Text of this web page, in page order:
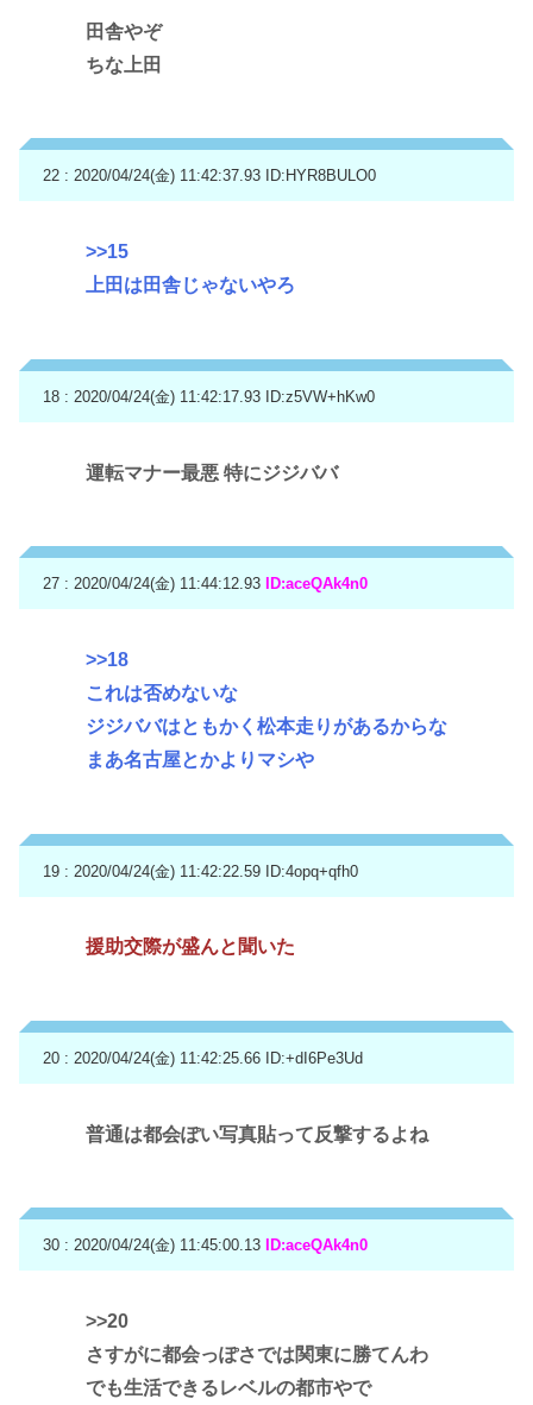
田舎やぞ
ちな上田
22 : 2020/04/24(金) 11:42:37.93 ID:HYR8BULO0
>>15
上田は田舎じゃないやろ
18 : 2020/04/24(金) 11:42:17.93 ID:z5VW+hKw0
運転マナー最悪 特にジジババ
27 : 2020/04/24(金) 11:44:12.93 ID:aceQAk4n0
>>18
これは否めないな
ジジババはともかく松本走りがあるからな
まあ名古屋とかよりマシや
19 : 2020/04/24(金) 11:42:22.59 ID:4opq+qfh0
援助交際が盛んと聞いた
20 : 2020/04/24(金) 11:42:25.66 ID:+dI6Pe3Ud
普通は都会ぽい写真貼って反撃するよね
30 : 2020/04/24(金) 11:45:00.13 ID:aceQAk4n0
>>20
さすがに都会っぽさでは関東に勝てんわ
でも生活できるレベルの都市やで